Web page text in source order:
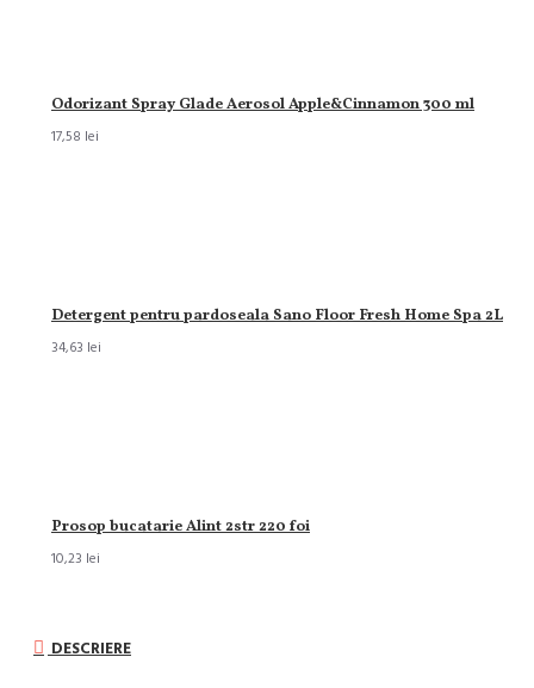
Odorizant Spray Glade Aerosol Apple&Cinnamon 300 ml
17,58 lei
Detergent pentru pardoseala Sano Floor Fresh Home Spa 2L
34,63 lei
Prosop bucatarie Alint 2str 220 foi
10,23 lei
DESCRIERE